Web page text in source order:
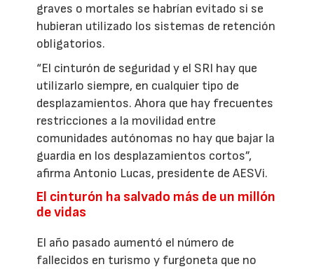
graves o mortales se habrían evitado si se
hubieran utilizado los sistemas de retención
obligatorios.
“El cinturón de seguridad y el SRI hay que
utilizarlo siempre, en cualquier tipo de
desplazamientos. Ahora que hay frecuentes
restricciones a la movilidad entre
comunidades autónomas no hay que bajar la
guardia en los desplazamientos cortos”,
afirma Antonio Lucas, presidente de AESVi.
El cinturón ha salvado más de un millón
de vidas
El año pasado aumentó el número de
fallecidos en turismo y furgoneta que no